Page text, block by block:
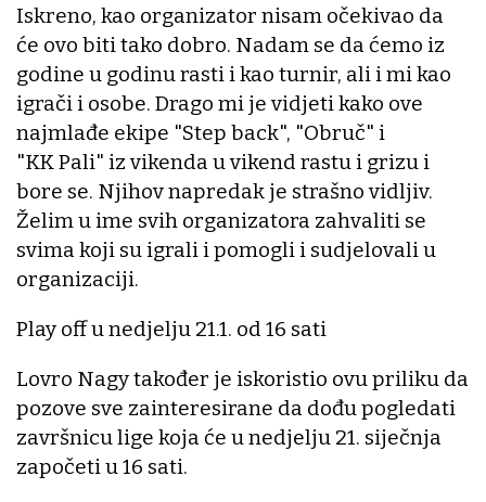
Iskreno, kao organizator nisam očekivao da
će ovo biti tako dobro. Nadam se da ćemo iz
godine u godinu rasti i kao turnir, ali i mi kao
igrači i osobe. Drago mi je vidjeti kako ove
najmlađe ekipe "Step back", "Obruč" i
"KK Pali" iz vikenda u vikend rastu i grizu i
bore se. Njihov napredak je strašno vidljiv.
Želim u ime svih organizatora zahvaliti se
svima koji su igrali i pomogli i sudjelovali u
organizaciji.
Play off u nedjelju 21.1. od 16 sati
Lovro Nagy također je iskoristio ovu priliku da
pozove sve zainteresirane da dođu pogledati
završnicu lige koja će u nedjelju 21. siječnja
započeti u 16 sati.